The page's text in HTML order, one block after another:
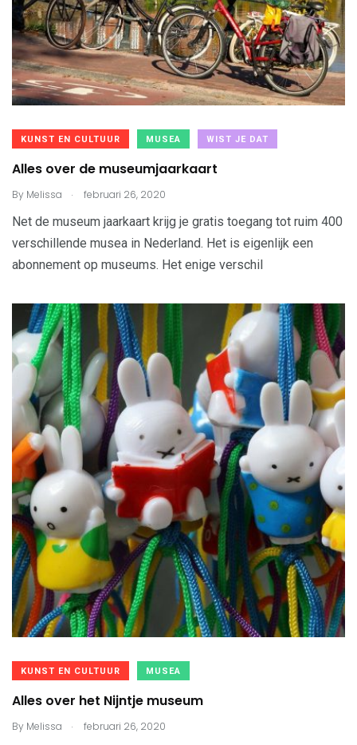
KUNST EN CULTUUR MUSEA WIST JE DAT
Alles over de museumjaarkaart
By Melissa . februari 26, 2020
Net de museum jaarkaart krijg je gratis toegang tot ruim 400
verschillende musea in Nederland. Het is eigenlijk een
abonnement op museums. Het enige verschil
KUNST EN CULTUUR MUSEA
Alles over het Nijntje museum
By Melissa . februari 26, 2020